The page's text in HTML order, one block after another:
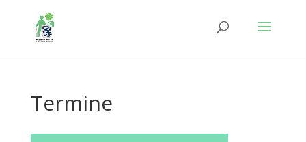
Termine